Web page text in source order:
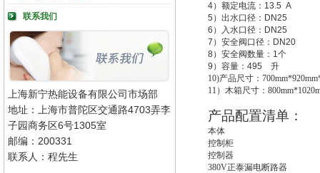
联系我们
上海新宁热能设备有限公司市场部
地址：上海市普陀区交通路4703弄李
子园商务区6号1305室
邮编：200331
联系人：程先生
4）额定电流： 13.5 A
5 ）出水口径： DN25
6 ）入水口径： DN25
7 ）安全阀口径： DN20
8）安全阀数量： 1个
9 ）容量： 495 升
10)产品尺寸：
11 ）木箱尺寸：
产品配置清单：
本体
控制柜
控制器
380V正泰漏电断路器